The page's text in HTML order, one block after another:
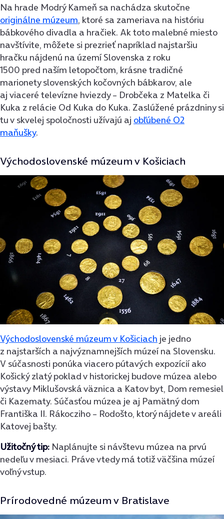
Na hrade Modrý Kameň sa nachádza skutočne
originálne múzeum, ktoré sa zameriava na históriu
bábkového divadla a hračiek. Ak toto malebné miesto
navštívite, môžete si prezrieť napríklad najstaršiu
hračku nájdenú na území Slovenska z roku
1500 pred naším letopočtom, krásne tradičné
marionety slovenských kočovných bábkarov, ale
aj viaceré televízne hviezdy – Drobčeka z Matelka či
Kuka z relácie Od Kuka do Kuka. Zaslúžené prázdniny si
tu v skvelej spoločnosti užívajú aj obľúbené O2
maňušky.
Východoslovenské múzeum v Košiciach
Východoslovenské múzeum v Košiciach je jedno
z najstarších a najvýznamnejších múzeí na Slovensku.
V súčasnosti ponúka viacero pútavých expozícií ako
Košický zlatý poklad v historickej budove múzea alebo
výstavy Miklušovská väznica a Katov byt, Dom remesiel
či Kazematy. Súčasťou múzea je aj Pamätný dom
Františka II. Rákocziho – Rodošto, ktorý nájdete v areáli
Katovej bašty.
Užitočný tip: Naplánujte si návštevu múzea na prvú
nedeľu v mesiaci. Práve vtedy má totiž väčšina múzeí
voľný vstup.
Prírodovedné múzeum v Bratislave